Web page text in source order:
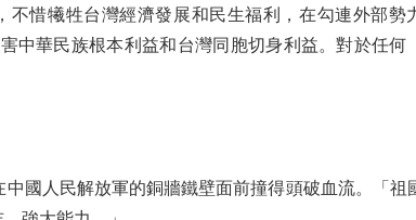
惜犧牲台灣經濟發展和民生福利，在勾連外部勢
中華民族根本利益和台灣同胞切身利益。對於任何
國人民解放軍的銅牆鐵壁面前撞得頭破血流。「祖